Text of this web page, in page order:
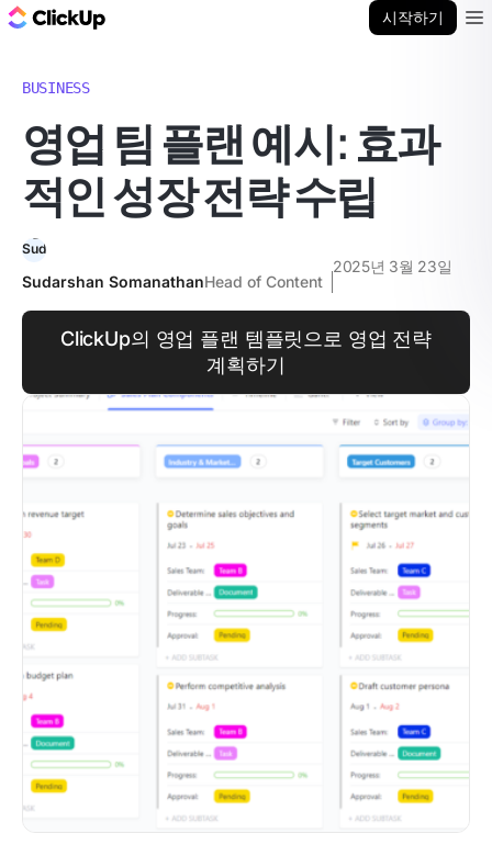
시작하기
BUSINESS
영업 팀 플랜 예시: 효과
적인 성장 전략 수립
Sudarshan SomanathanHead of Content
2025년 3월 23일
ClickUp의 영업 플랜 템플릿으로 영업 전략
계획하기